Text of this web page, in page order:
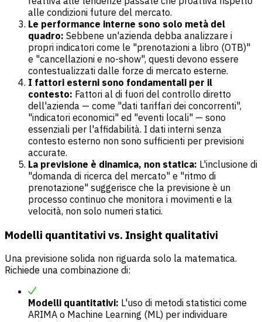
alle condizioni future del mercato.
Le performance interne sono solo metà del
quadro: Sebbene un'azienda debba analizzare i
propri indicatori come le "prenotazioni a libro (OTB)"
e "cancellazioni e no-show", questi devono essere
contestualizzati dalle forze di mercato esterne.
I fattori esterni sono fondamentali per il
contesto: Fattori al di fuori del controllo diretto
dell'azienda — come "dati tariffari dei concorrenti",
"indicatori economici" ed "eventi locali" — sono
essenziali per l'affidabilità. I dati interni senza
contesto esterno non sono sufficienti per previsioni
accurate.
La previsione è dinamica, non statica: L'inclusione di
"domanda di ricerca del mercato" e "ritmo di
prenotazione" suggerisce che la previsione è un
processo continuo che monitora i movimenti e la
velocità, non solo numeri statici.
Modelli quantitativi vs. Insight qualitativi
Una previsione solida non riguarda solo la matematica.
Richiede una combinazione di:
Modelli quantitativi: L'uso di metodi statistici come
ARIMA o Machine Learning (ML) per individuare